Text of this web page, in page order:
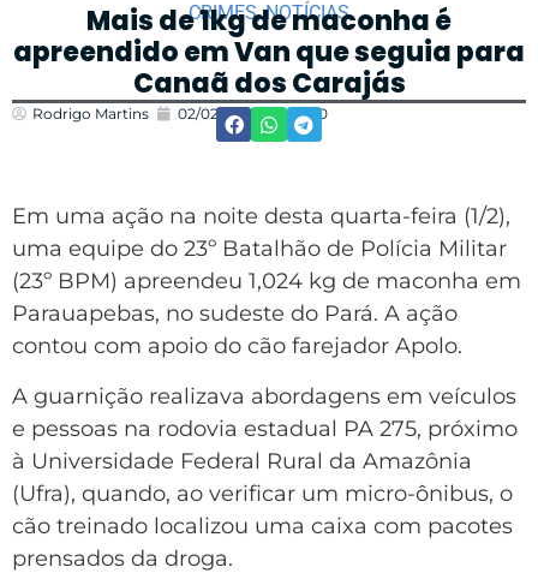
CRIMES,NOTÍCIAS
Mais de 1kg de maconha é
apreendido em Van que seguia para
Canaã dos Carajás
Rodrigo Martins 02/02/2023 20:40
Em uma ação na noite desta quarta-feira (1/2),
uma equipe do 23º Batalhão de Polícia Militar
(23º BPM) apreendeu 1,024 kg de maconha em
Parauapebas, no sudeste do Pará. A ação
contou com apoio do cão farejador Apolo.
A guarnição realizava abordagens em veículos
e pessoas na rodovia estadual PA 275, próximo
à Universidade Federal Rural da Amazônia
(Ufra), quando, ao verificar um micro-ônibus, o
cão treinado localizou uma caixa com pacotes
prensados da droga.